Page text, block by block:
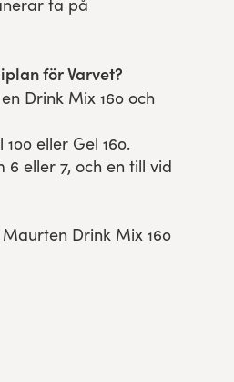
för Varvet?
Drink Mix 160 och
eller Gel 160.
6 eller 7, och en till vid
Drink Mix 160